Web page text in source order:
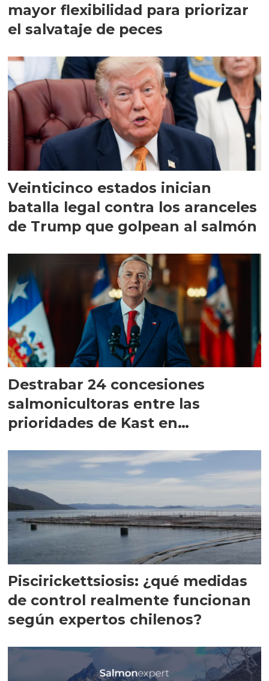
mayor flexibilidad para priorizar
el salvataje de peces
Veinticinco estados inician
batalla legal contra los aranceles
de Trump que golpean al salmón
Destrabar 24 concesiones
salmonicultoras entre las
prioridades de Kast en
Piscirickettsiosis: ¿qué medidas
de control realmente funcionan
según expertos chilenos?